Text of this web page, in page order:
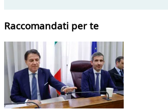
Raccomandati per te